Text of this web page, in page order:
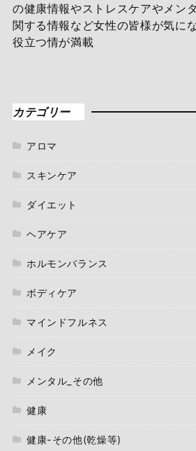
の健康情報やストレスケアやメン
関する情報など女性の皆様が気に
役立つ情が満載
カテゴリー
アロマ
スキンケア
ダイエット
ヘアケア
ホルモンバランス
ボディケア
マインドフルネス
メイク
メンタル_その他
健康
健康-その他(乾燥等)